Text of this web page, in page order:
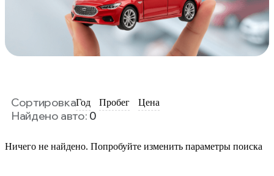
СортировкаГод Пробег Цена
Найдено авто: 0
Ничего не найдено. Попробуйте изменить параметры поиска